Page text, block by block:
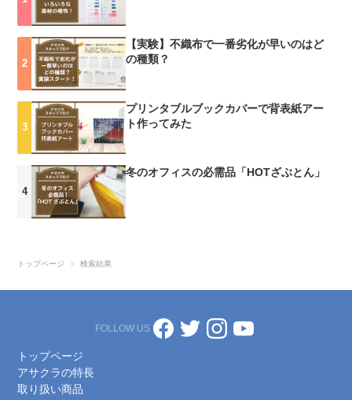
着！印刷がカラフルで受け取った時にワクワクしますよね☆お正月の
おせちのお重箱を包む不織布製の風呂敷も見かけますね。しっとり華
やか〜🌸寒くなってきたので最近ふとんを購入。ふとんが収納されて
いた袋です。長年使っている椅子の裏面。こんなところにも不織布が
使われていたんですね〜こうやって見ていくと、「こんなところ
も？！」という感じで、様々な場面で意外と使われていますよね。メ
インの素材ではなくても、商品の一部になっているものもあったりし
て、私たちの日常の中にそっと溶け込んでいたりしました！「ところ
で不織布って紙じゃないの？」と思われている方が多いかと思います
が、紙ではなく、生地に近い存在です。 ですが不織布はその名の通
り、通常の生地と違って、糸を織って製造されていないので、断裁し
た場所から糸がほつれたりしません。余計な処理をせずに低コスト・
時短で作れるのがメリットなので、生産性が高いのも特徴のひとつで
のがあったらご報告していきたいと思います！以上、ぽろん🐶でし
【実験】不織布で一番劣化が早いのはど
の種類？
プリンタブルブックカバーで背表紙アー
ト作ってみた
冬のオフィスの必需品「HOTざぶとん」
トップページ 検索結果
FOLLOW US
トップページ
アサクラの特長
取り扱い商品